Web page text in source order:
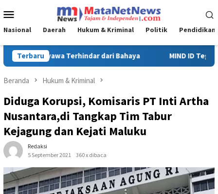
ke
Mobile
Nasional Daerah Hukum & Kriminal Politik Pendidikan
Terbaru
MIND ID Tegaskan Dukungan Penuh Bagi PT Vale di
Beranda Hukum & Kriminal
Diduga Korupsi, Komisaris PT Inti Artha
Nusantara,di Tangkap Tim Tabur
Kejagung dan Kejati Maluku
Redaksi
5 September 2021
360 x dibaca